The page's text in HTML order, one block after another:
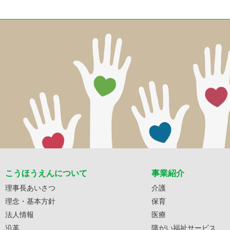
こうほうえんについて
理事長あいさつ
理念・基本方針
法人情報
沿革
事業紹介
介護
保育
医療
障がい福祉サービス